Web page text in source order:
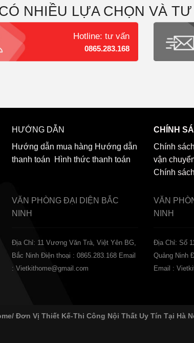
NHIỀU LỰA CHỌN VÀ
Hotline: tư vấn
0865.283.168
HƯỚNG DẪN
Hướng dẫn mua hàng Hướng dẫn
thanh toán
Hình thức thanh toán
CHÍNH
Chính
vận
Chính
VĂN PHÒNG ĐẠI DIỆN BẮC
NINH
Địa Chỉ: 11 Vương Văn Trà, Việt Yên BG,
Bắc Ninh Điện thoại : 0865.283.168 Email
: Vietkithome@gmail.com
VĂN
NINH
Địa Chỉ: Số
Quảng Ninh
Email :
Đơn Vị Thiết Kế-Thi Công Nội Thất Uy Tín Tại Hà